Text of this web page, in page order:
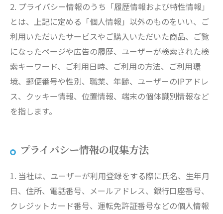
2. プライバシー情報のうち「履歴情報および特性情報」
とは、上記に定める「個人情報」以外のものをいい、ご
利用いただいたサービスやご購入いただいた商品、ご覧
になったページや広告の履歴、ユーザーが検索された検
索キーワード、ご利用日時、ご利用の方法、ご利用環
境、郵便番号や性別、職業、年齢、ユーザーのIPアドレ
ス、クッキー情報、位置情報、端末の個体識別情報など
を指します。
プライバシー情報の収集方法
1. 当社は、ユーザーが利用登録をする際に氏名、生年月
日、住所、電話番号、メールアドレス、銀行口座番号、
クレジットカード番号、運転免許証番号などの個人情報